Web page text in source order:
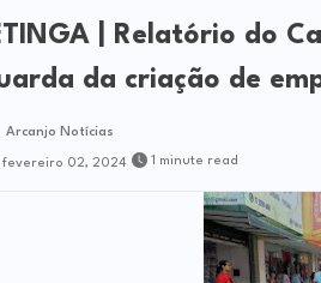
| Relatório do
da criação de
Arcanjo Notícias
fevereiro 02, 2024 1 minute read